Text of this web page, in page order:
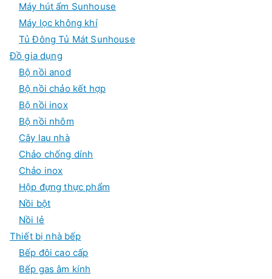
Máy hút ẩm Sunhouse
Máy lọc không khí
Tủ Đông Tủ Mát Sunhouse
Đồ gia dụng
Bộ nồi anod
Bộ nồi chảo kết hợp
Bộ nồi inox
Bộ nồi nhôm
Cây lau nhà
Chảo chống dính
Chảo inox
Hộp đựng thực phẩm
Nồi bột
Nồi lẻ
Thiết bị nhà bếp
Bếp đôi cao cấp
Bếp gas âm kính